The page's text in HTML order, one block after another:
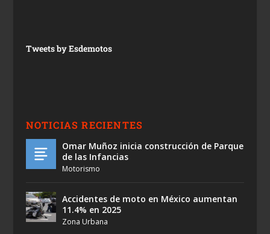
Tweets by Esdemotos
NOTICIAS RECIENTES
Omar Muñoz inicia construcción de Parque
de las Infancias
Motorismo
Accidentes de moto en México aumentan
11.4% en 2025
Zona Urbana